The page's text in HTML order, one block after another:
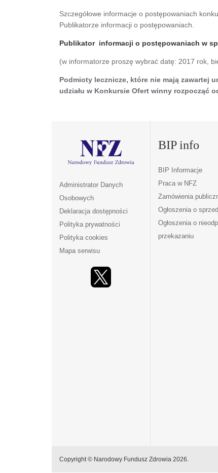
Szczegółowe informacje o postępowaniach
Publikatorze informacji o postępowaniach.
Publikator informacji o postępowaniach w
(w informatorze proszę wybrać datę: 2017 rok,
Podmioty lecznicze, które nie mają zawartej
udziału w Konkursie Ofert winny rozpocząć
Administrator Danych
Osobowych
Deklaracja dostępności
Polityka prywatności
Polityka cookies
Mapa serwisu
BIP info
BIP Informacje
Praca w NFZ
Zamówienia
Ogłoszenia o
Ogłoszenia o
przekazaniu
Copyright © Narodowy Fundusz Zdrowia 2026.